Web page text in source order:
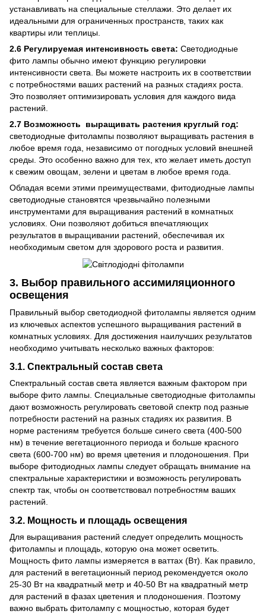
устанавливать на специальные стеллажи. Это делает их
идеальными для ограниченных пространств, таких как
квартиры или теплицы.
2.6 Регулируемая интенсивность света: Светодиодные
фито лампы обычно имеют функцию регулировки
интенсивности света. Вы можете настроить их в соответствии
с потребностями ваших растений на разных стадиях роста.
Это позволяет оптимизировать условия для каждого вида
растений.
2.7 Возможность выращивать растения круглый год:
светодиодные фитолампы позволяют выращивать растения в
любое время года, независимо от погодных условий внешней
среды. Это особенно важно для тех, кто желает иметь доступ
к свежим овощам, зелени и цветам в любое время года.
Обладая всеми этими преимуществами, фитодиодные лампы
светодиодные становятся чрезвычайно полезными
инструментами для выращивания растений в комнатных
условиях. Они позволяют добиться впечатляющих
результатов в выращивании растений, обеспечивая их
необходимым светом для здорового роста и развития.
3. Выбор правильного ассимиляционного
освещения
Правильный выбор светодиодной фитолампы является одним
из ключевых аспектов успешного выращивания растений в
комнатных условиях. Для достижения наилучших результатов
необходимо учитывать несколько важных факторов:
3.1. Спектральный состав света
Спектральный состав света является важным фактором при
выборе фито лампы. Специальные светодиодные фитолампы
дают возможность регулировать световой спектр под разные
потребности растений на разных стадиях их развития. В
норме растениям требуется больше синего света (400-500
нм) в течение вегетационного периода и больше красного
света (600-700 нм) во время цветения и плодоношения. При
выборе фитодиодных лампы следует обращать внимание на
спектральные характеристики и возможность регулировать
спектр так, чтобы он соответствовал потребностям ваших
растений.
3.2. Мощность и площадь освещения
Для выращивания растений следует определить мощность
фитолампы и площадь, которую она может осветить.
Мощность фито лампы измеряется в ваттах (Вт). Как правило,
для растений в вегетационный период рекомендуется около
25-30 Вт на квадратный метр и 40-50 Вт на квадратный метр
для растений в фазах цветения и плодоношения. Поэтому
важно выбрать фитолампу с мощностью, которая будет